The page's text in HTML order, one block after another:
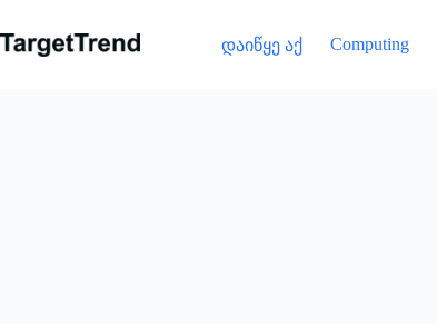
დაიწყე აქ
Computing